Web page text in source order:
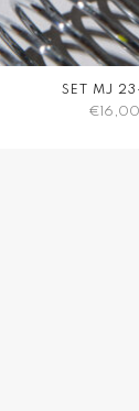
SET MJ
€ 16,00